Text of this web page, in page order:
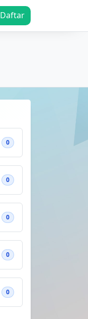
Daftar
0
0
0
0
0